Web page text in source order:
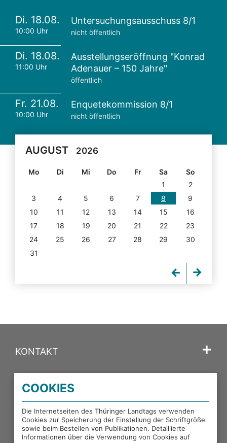
Di. 18.08.
10:00 Uhr
Untersuchungsausschuss 8/1
nicht öffentlich
Di. 18.08.
11:00 Uhr
Ausstellungseröffnung "Konrad
Adenauer – 150 Jahre"
öffentlich
Fr. 21.08.
10:00 Uhr
Enquetekommission 8/1
nicht öffentlich
AUGUST 2026
Mo Di Mi Do Fr Sa
So
1
2
3
4 5 6 7 8
9
10
11 12 13 14 15
16
17
18 19 20 21 22
23
24
25 26 27 28 29
30
31
KONTAKT
PORTALE DES THÜRINGER LANDTAGS
EXTERNE LINKS
COOKIES
Die Internetseiten des Thüringer Landtags verwenden
Cookies zur Speicherung der Einstellung der Schriftgröße
sowie beim Bestellen von Publikationen. Detaillierte
Informationen über die Verwendung von Cookies auf